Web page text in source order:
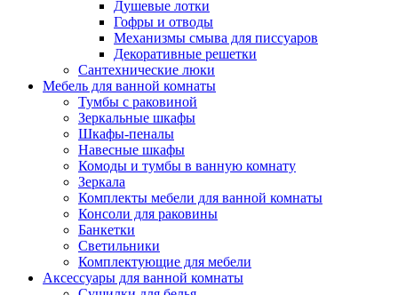
Душевые лотки
Гофры и отводы
Механизмы смыва для писсуаров
Декоративные решетки
Сантехнические люки
Мебель для ванной комнаты
Тумбы с раковиной
Зеркальные шкафы
Шкафы-пеналы
Навесные шкафы
Комоды и тумбы в ванную комнату
Зеркала
Комплекты мебели для ванной комнаты
Консоли для раковины
Банкетки
Светильники
Комплектующие для мебели
Аксессуары для ванной комнаты